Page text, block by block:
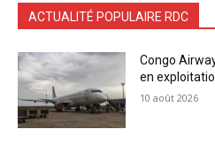
ACTUALITÉ POPULAIRE RDC
Congo
en
10 août 2026